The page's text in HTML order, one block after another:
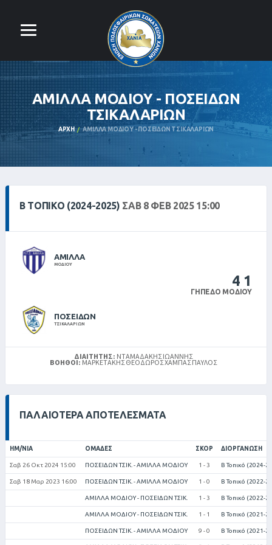
ΑΜΙΛΛΑ ΜΟΔΙΟΥ - ΠΟΣΕΙΔΩΝ
ΤΣΙΚΑΛΑΡΙΩΝ
ΑΡΧΉ ΑΜΙΛΛΑ ΜΟΔΙΟΥ - ΠΟΣΕΙΔΩΝ ΤΣΙΚΑΛΑΡΙΩΝ
Β ΤΟΠΙΚΌ (2024-2025) ΣΑΒ 8 ΦΕΒ 2025 15:00
ΑΜΙΛΛΑ
ΜΟΔΙΟΥ
4 1
ΓΉΠΕΔΟ ΜΟΔΊΟΥ
ΠΟΣΕΙΔΩΝ
ΤΣΙΚΑΛΑΡΙΩΝ
ΔΙΑΙΤΗΤΉΣ: ΝΤΑΜΑΔΆΚΗΣ ΙΩΆΝΝΗΣ
ΒΟΗΘΟΊ: ΜΑΡΚΕΤΆΚΗΣ ΘΕΌΔΩΡΟΣ ΧΆΜΠΑΣ ΠΑΎΛΟΣ
ΠΑΛΑΙΌΤΕΡΑ ΑΠΟΤΕΛΈΣΜΑΤΑ
ΗΜ/ΝΊΑ ΟΜΆΔΕΣ ΣΚΟΡ ΔΙΟΡΓΆΝΩΣΗ
Σαβ 26 Οκτ 2024 15:00 ΠΟΣΕΙΔΩΝ ΤΣΙΚ. - ΑΜΙΛΛΑ ΜΟΔΙΟΥ 1 - 3 Β Τοπικό (2024-
Σαβ 18 Μαρ 2023 16:00 ΠΟΣΕΙΔΩΝ ΤΣΙΚ. - ΑΜΙΛΛΑ ΜΟΔΙΟΥ 1 - 0 Β Τοπικό (2022-
ΑΜΙΛΛΑ ΜΟΔΙΟΥ - ΠΟΣΕΙΔΩΝ ΤΣΙΚ. 1 - 3 Β Τοπικό (2022-
ΑΜΙΛΛΑ ΜΟΔΙΟΥ - ΠΟΣΕΙΔΩΝ ΤΣΙΚ. 1 - 1 Β Τοπικό (2021-
ΠΟΣΕΙΔΩΝ ΤΣΙΚ. - ΑΜΙΛΛΑ ΜΟΔΙΟΥ 9 - 0 Β Τοπικό (2021-